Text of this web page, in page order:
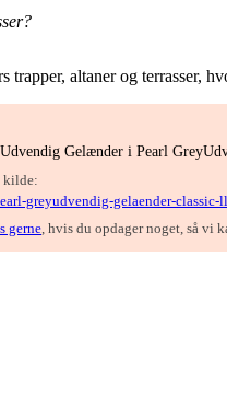
altaner og terrasser,
Gelænder i Pearl
kilde:
greyudvendig-gelaender-
gerne, hvis du opdager noget, så vi